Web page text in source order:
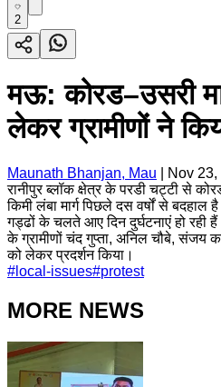
2
मऊ: कोरड–उसरी
लेकर ग्रामीणों ने
Maunath Bhanjan, Mau
Nov
रानीपुर ब्लॉक क्षेत्र के परडी चट्टी से
किमी लंबा मार्ग पिछले दस वर्षों से
गड्ढों के चलते आए दिन दुर्घटनाएं हो रही
के ग्रामीणों चंद गुप्ता, अनिल चौबे, संजय
को लेकर प्रदर्शन किया।
# local-issues#protest
MORE NEWS